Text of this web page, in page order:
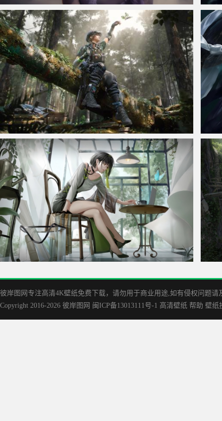
仙侠凌仙 紫色长卷发美女 古风古典 4K壁纸 王者
三角洲行动蝶美图4K壁纸3840x2400 王
彼岸图网专注高清4K壁纸免费下载，请勿用于商业用途,如有侵权问题
Copyright 2016-2026 彼岸图网 闽ICP备13013111号-1 高清壁纸 帮助 壁纸